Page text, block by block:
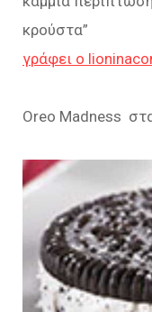
κρούστα”
γράφει ο
Oreo Madness